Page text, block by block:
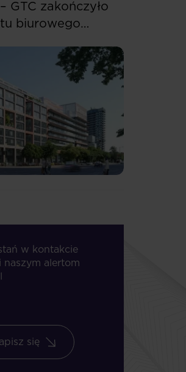
GTC zakończyło
biurowego
w kontakcie
naszym alertom
się